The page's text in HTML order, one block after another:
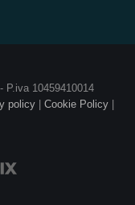
10459410014
policy Cookie Policy